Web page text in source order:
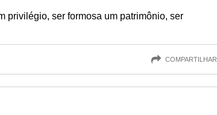
privilégio, ser formosa um patrimônio, ser
COMPARTILHAR